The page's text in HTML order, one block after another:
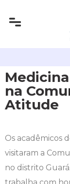
na
Atitude
Os acadêmicos
visitaram a
no distrito
Infraestrutura
Editais
Publicações
Arquitetura e
Biomedicina
Ciências
Direito
Enfermagem
Vestibular de
Vestibular de
2ª Via de
Atestado de
Atividades
Biblioteca
Calendário
Calendário de
Avalie a
Bolsas e
CPA
COLAP
Comissão de
Comitê de